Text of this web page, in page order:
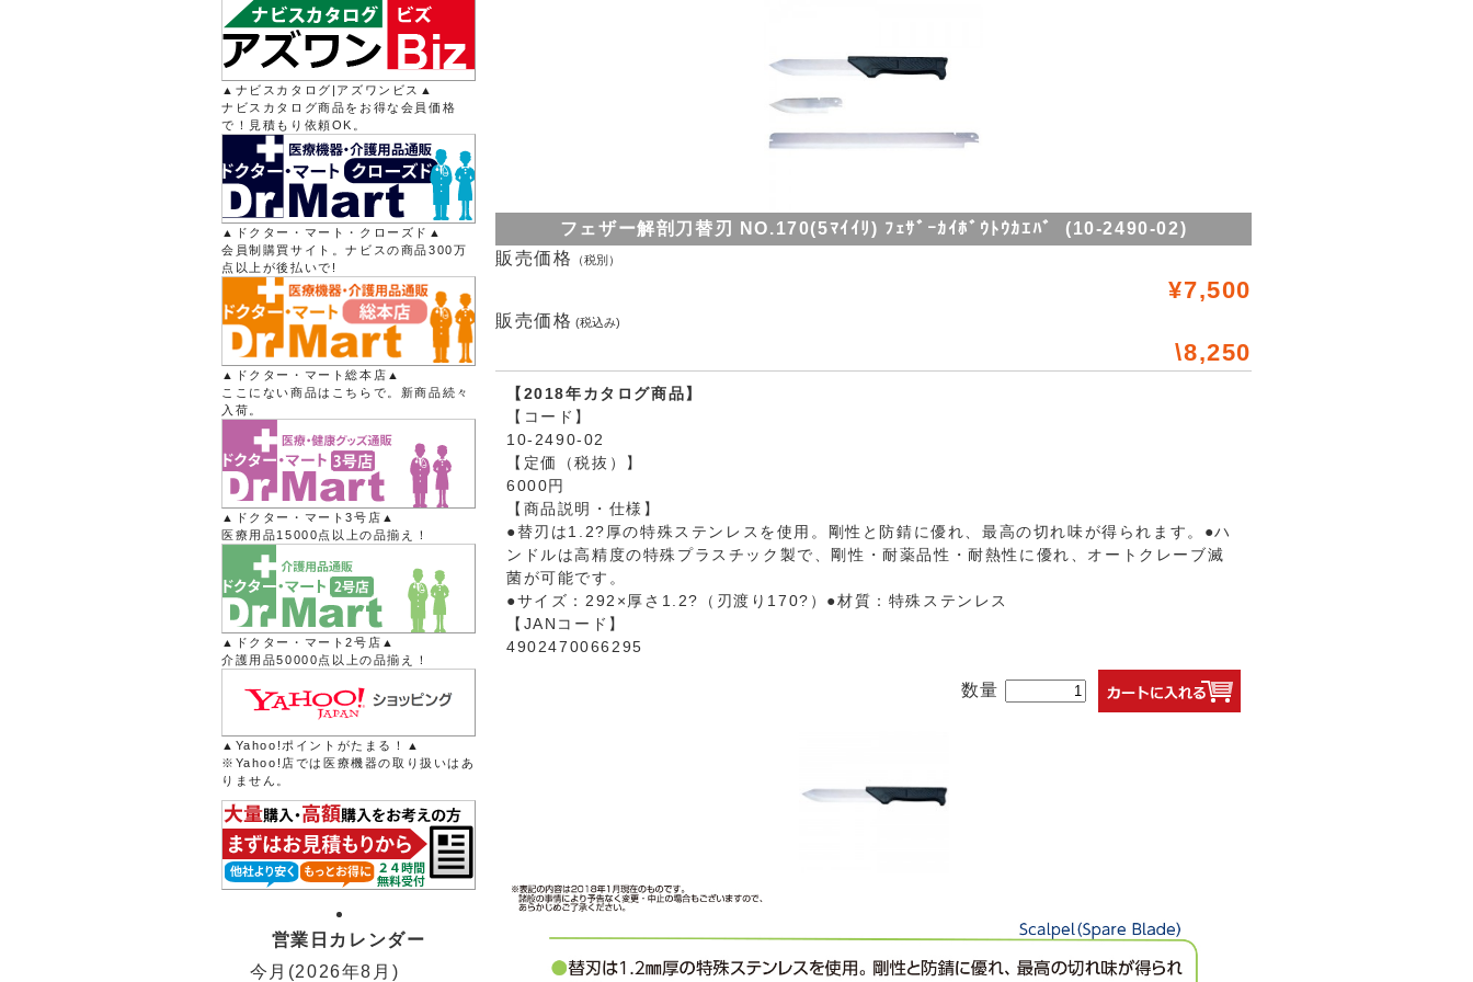
フェザー解剖刀替刃 NO.170(5ﾏｲｲﾘ) ﾌｪｻﾞｰｶｲﾎﾞｳﾄｳｶｴﾊﾞ (10-2490-02)
販売価格
（税別）
¥7,500
販売価格 (税込み)
\8,250
【2018年カタログ商品】
【コード】
10-2490-02
【定価（税抜）】
6000円
【商品説明・仕様】
●替刃は1.2?厚の特殊ステンレスを使用。剛性と防錆に優れ、最高の切れ味が得られます。●ハ
ンドルは高精度の特殊プラスチック製で、剛性・耐薬品性・耐熱性に優れ、オートクレーブ滅
菌が可能です。
●サイズ：292×厚さ1.2?（刃渡り170?）●材質：特殊ステンレス
【JANコード】
4902470066295
数量
▲ナビスカタログ|アズワンビス▲
ナビスカタログ商品をお得な会員価格
で！見積もり依頼OK。
▲ドクター・マート・クローズド▲
会員制購買サイト。ナビスの商品300万
点以上が後払いで!
▲ドクター・マート総本店▲
ここにない商品はこちらで。新商品続々
入荷。
▲ドクター・マート3号店▲
医療用品15000点以上の品揃え！
▲ドクター・マート2号店▲
介護用品50000点以上の品揃え！
▲Yahoo!ポイントがたまる！▲
※Yahoo!店では医療機器の取り扱いはあ
りません。
営業日カレンダー
今月(2026年8月)